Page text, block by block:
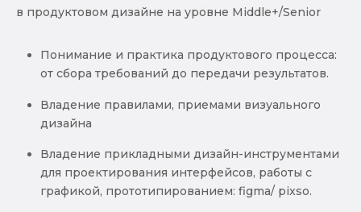
в продуктовом дизайне на уровне Middle+/Senior
Понимание и практика продуктового процесса:
от сбора требований до передачи результатов.
Владение правилами, приемами визуального
дизайна
Владение прикладными дизайн-инструментами
для проектирования интерфейсов, работы с
графикой, прототипированием: figma/ pixso.